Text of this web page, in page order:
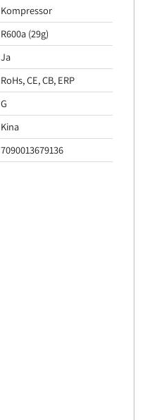
Kompressor
R600a (29g)
Ja
RoHs, CE, CB, ERP
G
Kina
7090013679136